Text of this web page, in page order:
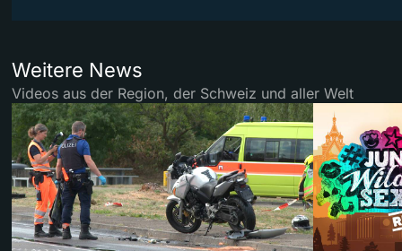
Weitere News
Videos aus der Region, der Schweiz und aller Welt